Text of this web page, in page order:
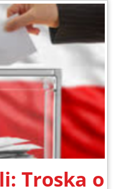
Troska o